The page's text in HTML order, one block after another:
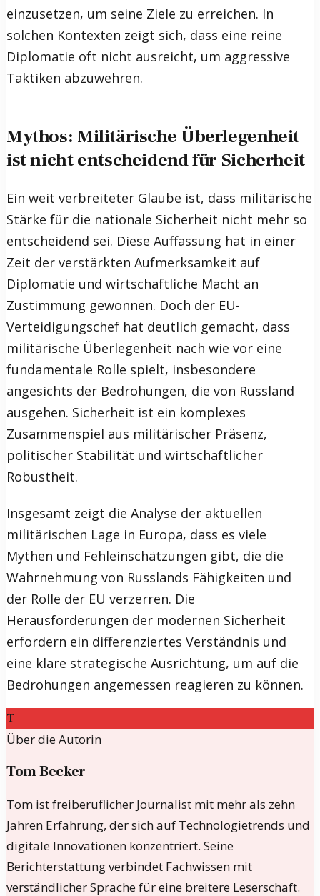
einzusetzen, um seine Ziele zu erreichen. In
solchen Kontexten zeigt sich, dass eine reine
Diplomatie oft nicht ausreicht, um aggressive
Taktiken abzuwehren.
Mythos: Militärische Überlegenheit
ist nicht entscheidend für Sicherheit
Ein weit verbreiteter Glaube ist, dass militärische
Stärke für die nationale Sicherheit nicht mehr so
entscheidend sei. Diese Auffassung hat in einer
Zeit der verstärkten Aufmerksamkeit auf
Diplomatie und wirtschaftliche Macht an
Zustimmung gewonnen. Doch der EU-
Verteidigungschef hat deutlich gemacht, dass
militärische Überlegenheit nach wie vor eine
fundamentale Rolle spielt, insbesondere
angesichts der Bedrohungen, die von Russland
ausgehen. Sicherheit ist ein komplexes
Zusammenspiel aus militärischer Präsenz,
politischer Stabilität und wirtschaftlicher
Robustheit.
Insgesamt zeigt die Analyse der aktuellen
militärischen Lage in Europa, dass es viele
Mythen und Fehleinschätzungen gibt, die die
Wahrnehmung von Russlands Fähigkeiten und
der Rolle der EU verzerren. Die
Herausforderungen der modernen Sicherheit
erfordern ein differenziertes Verständnis und
eine klare strategische Ausrichtung, um auf die
Bedrohungen angemessen reagieren zu können.
T
Über die Autorin
Tom Becker
Tom ist freiberuflicher Journalist mit mehr als zehn
Jahren Erfahrung, der sich auf Technologietrends und
digitale Innovationen konzentriert. Seine
Berichterstattung verbindet Fachwissen mit
verständlicher Sprache für eine breitere Leserschaft.